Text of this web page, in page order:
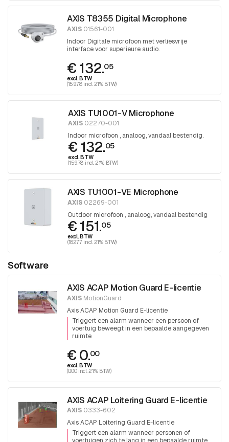
AXIS T8355 Digital Microphone
AXIS 01561-001
Indoor Digitale microfoon met verliesvrije
interface voor superieure audio.
€ 132.05
excl. BTW
(159.78 incl. 21% BTW)
AXIS TU1001-V Microphone
AXIS 02270-001
Indoor microfoon , analoog, vandaal bestendig.
€ 132.05
excl. BTW
(159.78 incl. 21% BTW)
AXIS TU1001-VE Microphone
AXIS 02269-001
Outdoor microfoon , analoog, vandaal bestendig
€ 151.05
excl. BTW
(182.77 incl. 21% BTW)
Software
AXIS ACAP Motion Guard E-licentie
AXIS MotionGuard
Axis ACAP Motion Guard E-licentie
Triggert een alarm wanneer een persoon of
voertuig beweegt in een bepaalde aangegeven
ruimte
€ 0.00
excl. BTW
(0.00 incl. 21% BTW)
AXIS ACAP Loitering Guard E-licentie
AXIS 0333-602
Axis ACAP Loitering Guard E-licentie
Triggert een alarm wanneer personen of